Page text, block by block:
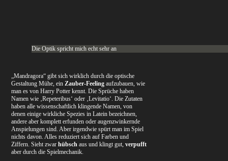
Die Optik spricht mich echt sehr an
„Mandragora“ gibt sich wirklich durch die optische
Gestaltung Mühe, einZauber-Feeling aufzubauen, wie
man es von Harry Potter kennt. Die Sprüche haben
Namen wie ‚Repeteribus‘ oder ‚Levitatio‘. Die Zutaten
haben alle wissenschaftlich klingende Namen, von
denen einige wirkliche Spezies in Latein bezeichnen,
andere aber komplett erfunden oder augenzwinkernde
Anspielungen sind. Aber irgendwie spürt man im Spiel
nichts davon. Alles reduziert sich auf Farben und
Ziffern. Sieht zwarhübsch aus und klingt gut,verpufft
aber durch die Spielmechanik.